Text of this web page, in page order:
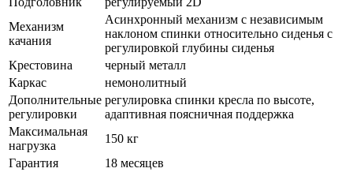
Механизм
качания
Асинхронный механизм с независимым
наклоном спинки относительно сиденья с
регулировкой глубины сиденья
Крестовина
черный металл
Каркас
немонолитный
Дополнительные
регулировки
регулировка спинки кресла по высоте,
адаптивная поясничная поддержка
Максимальная
нагрузка
150 кг
Гарантия
18 месяцев